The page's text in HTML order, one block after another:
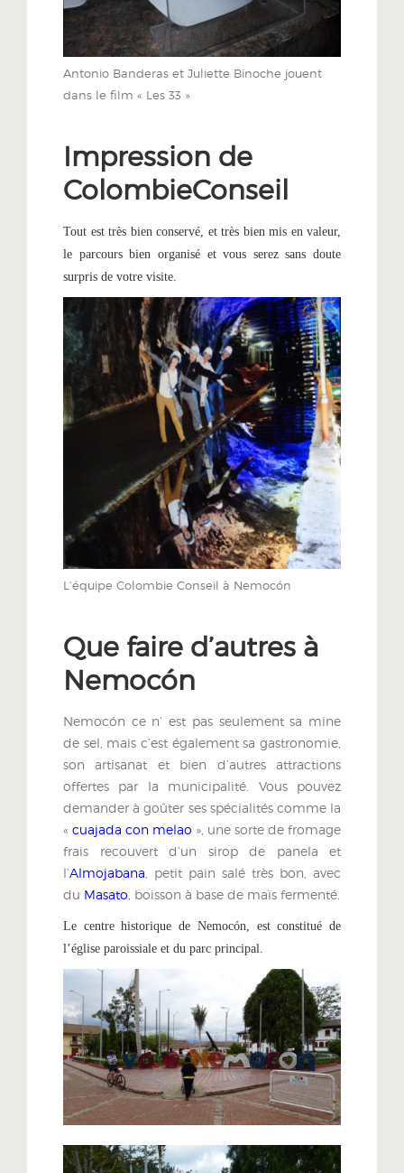
Antonio Banderas et Juliette Binoche jouent
dans le film « Les 33 »
Impression de
ColombieConseil
Tout est très bien conservé, et très bien mis en valeur,
le parcours bien organisé et vous serez sans doute
surpris de votre visite.
L’équipe Colombie Conseil à Nemocón
Que faire d’autres à
Nemocón
Nemocón ce n’ est pas seulement sa mine
de sel, mais c’est également sa gastronomie,
son artisanat et bien d’autres attractions
offertes par la municipalité. Vous pouvez
demander à goûter ses spécialités comme la
« cuajada con melao », une sorte de fromage
frais recouvert d’un sirop de panela et
l’Almojabana , petit pain salé très bon, avec
du Masato , boisson à base de maïs fermenté.
Le centre historique de Nemocón, est constitué de
l’église paroissiale et du parc principal.